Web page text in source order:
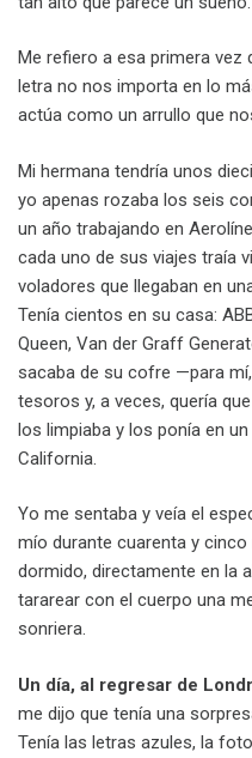
Me refiero a esa primera vez
letra no nos importa en lo
actúa como un arrullo que
Mi hermana tendría unos
yo apenas rozaba los seis
un año trabajando en
cada uno de sus viajes traía
voladores que llegaban en
Tenía cientos en su casa:
Queen, Van der Graff
sacaba de su cofre —para
tesoros y, a veces, quería
los limpiaba y los ponía en
California.
Yo me sentaba y veía el
mío durante cuarenta y
dormido, directamente en la
tararear con el cuerpo una
sonriera.
Un día, al regresar de
me dijo que tenía una
Tenía las letras azules, la